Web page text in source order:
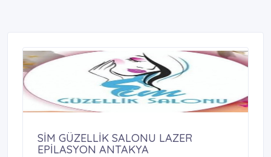
SİM GÜZELLİK SALONU LAZER
EPİLASYON ANTAKYA